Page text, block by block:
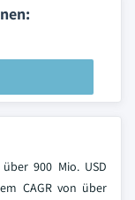
900 Mio. USD
CAGR von über